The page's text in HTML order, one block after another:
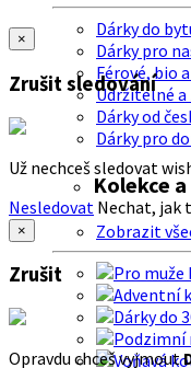
Dárky do
Dárky pro
Férové, bio
Udržitelné
Dárky od
Dárky pro
Kolekce
Zobrazit
×
Zrušit sledování
Už nechceš sledovat
Nesledovat Nechat, jak
×
Zrušit
Opravdu chceš vyjmout